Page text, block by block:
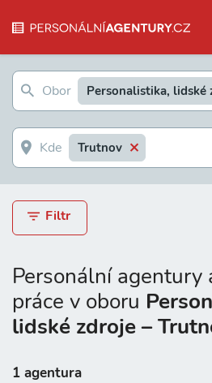
Personalistika, lidské
Trutnov
Filtr
Personální agentury
práce v oboru
lidské zdroje –
1 agentura